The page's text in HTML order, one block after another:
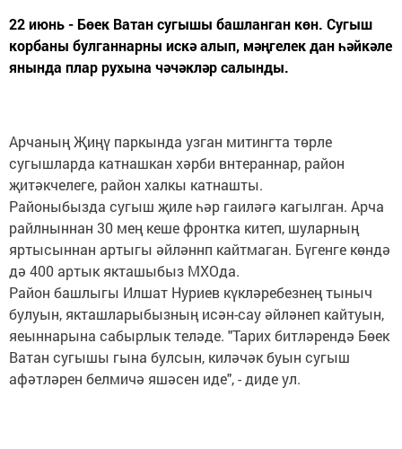
22 июнь - Бөек Ватан сугышы башланган көн. Сугыш
корбаны булганнарны искә алып, мәңгелек дан һәйкәле
янында плар рухына чәчәкләр салынды.
Арчаның Җиңү паркында узган митингта төрле
сугышларда катнашкан хәрби внтераннар, район
җитәкчелеге, район халкы катнашты.
Районыбызда сугыш җиле һәр гаиләгә кагылган. Арча
райлныннан 30 мең кеше фронтка китеп, шуларның
яртысыннан артыгы әйләннп кайтмаган. Бүгенге көндә
дә 400 артык якташыбыз МХОда.
Район башлыгы Илшат Нуриев күкләребезнең тыныч
булуын, якташларыбызның исән-сау әйләнеп кайтуын,
яеыннарына сабырлык теләде. "Тарих битләрендә Бөек
Ватан сугышы гына булсын, киләчәк буын сугыш
афәтләрен белмичә яшәсен иде", - диде ул.